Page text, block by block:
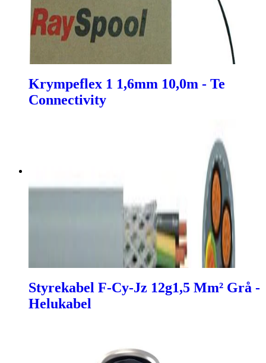
Krympeflex 1 1,6mm 10,0m - Te
Connectivity
Styrekabel F-Cy-Jz 12g1,5 Mm² Grå -
Helukabel